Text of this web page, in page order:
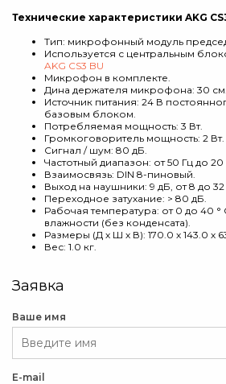
Технические характеристики AKG
Тип: микрофонный модуль
Используется с центральным
AKG CS3 BU
Микрофон в комплекте.
Дина держателя микрофона: 30 см.
Источник питания: 24 В
базовым блоком.
Потребляемая мощность: 3 Вт.
Громкоговоритель мощность: 2 Вт.
Сигнал / шум: 80 дБ.
Частотный диапазон: от 50 Гц до 20
Взаимосвязь: DIN 8-пиновый.
Выход на наушники: 9 дБ, от 8 до 32
Переходное затухание: > 80 дБ.
Рабочая температура: от 0 до 40 °
влажности (без конденсата).
Размеры (Д х Ш х В): 170.0 х 143.0 х
Вес: 1.0 кг.
Заявка
Ваше имя
E-mail